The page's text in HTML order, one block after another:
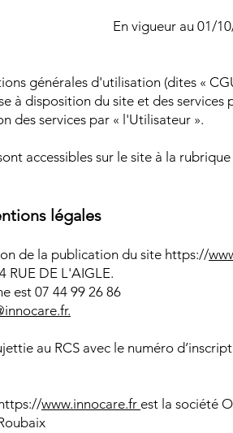
En vigueur au 01/
générales d'utilisation (dites «
à disposition du site et des
des services par « l'Utilisateur ».
accessibles sur le site à la rubrique
légales
de la publication du site https://
RUE DE L'AIGLE.
est 07 44 99 26 86
au RCS avec le numéro
www.innocare.fr est la société